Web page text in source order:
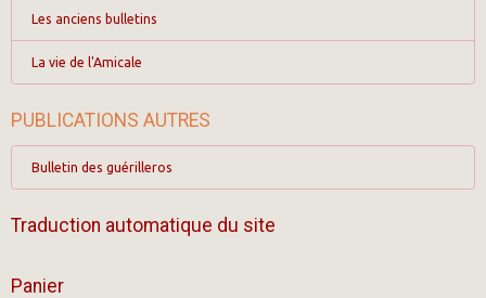
Les anciens bulletins
La vie de l'Amicale
PUBLICATIONS AUTRES
Bulletin des guérilleros
Traduction automatique du site
Panier